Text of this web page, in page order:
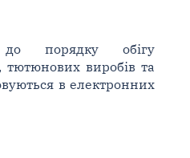
порядку обігу
тютюнових виробів та
в електронних